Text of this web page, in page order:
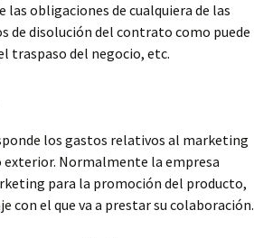
obligaciones de cualquiera de las
de disolución del contrato como puede
traspaso del negocio, etc.
los gastos relativos al marketing
Normalmente la empresa
para la promoción del producto,
con el que va a prestar su colaboración.